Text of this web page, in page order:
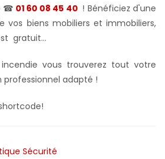
☎ 01 60 08 45 40 ! Bénéficiez d'une
vos biens mobiliers et immobiliers,
gratuit...
vous trouverez tout votre
adapté !
Sécurité